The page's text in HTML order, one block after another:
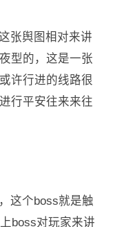
张舆图相对来讲
型的，这是一张
许行进的线路很
行平安往来来往
这个boss就是触
boss对玩家来讲